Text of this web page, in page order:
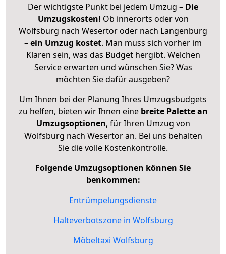
Der wichtigste Punkt bei jedem Umzug – Die
Umzugskosten! Ob innerorts oder von
Wolfsburg nach Wesertor oder nach Langenburg
–ein Umzug kostet. Man muss sich vorher im
Klaren sein, was das Budget hergibt. Welchen
Service erwarten und wünschen Sie? Was
möchten Sie dafür ausgeben?
Um Ihnen bei der Planung Ihres Umzugsbudgets
zu helfen, bieten wir Ihnen eine breite Palette an
Umzugsoptionen, für Ihren Umzug von
Wolfsburg nach Wesertor an. Bei uns behalten
Sie die volle Kostenkontrolle.
Folgende Umzugsoptionen können Sie
benkommen:
Entrümpelungsdienste
Halteverbotszone in Wolfsburg
Möbeltaxi Wolfsburg